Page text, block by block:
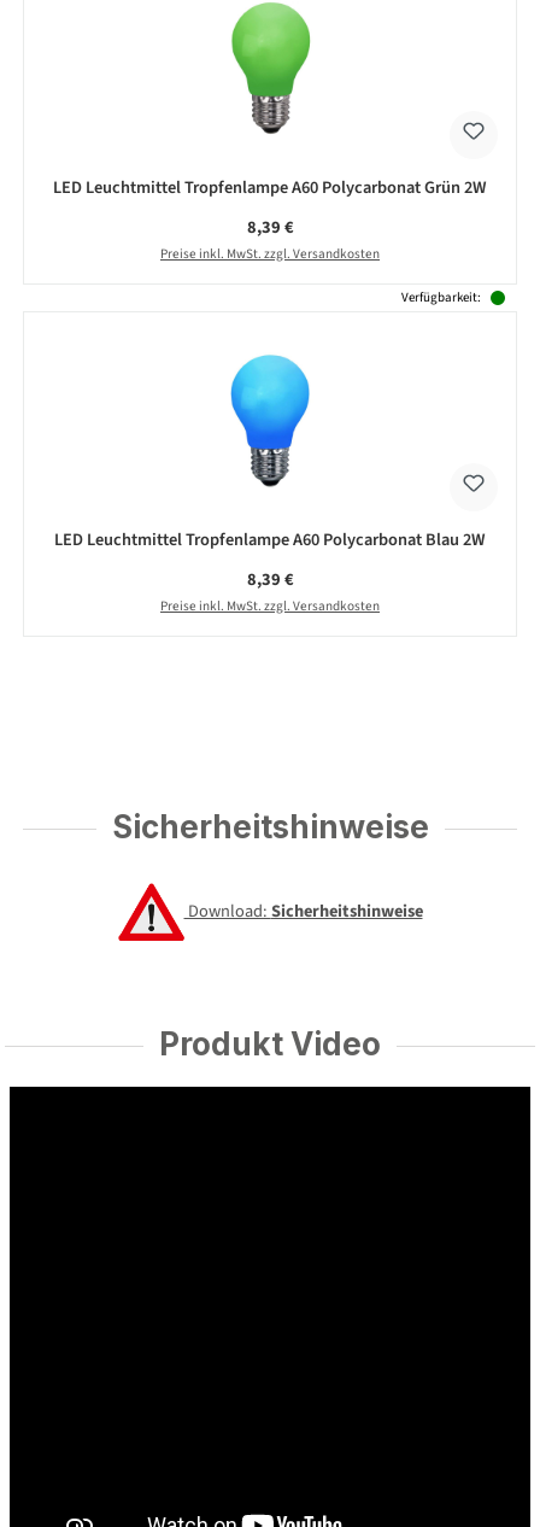
LED Leuchtmittel Tropfenlampe A60 Polycarbonat Grün 2W
Regulärer Preis:
8,39 €
Preise inkl. MwSt. zzgl. Versandkosten
Verfügbarkeit:
LED Leuchtmittel Tropfenlampe A60 Polycarbonat Blau 2W
Regulärer Preis:
8,39 €
Preise inkl. MwSt. zzgl. Versandkosten
Sicherheitshinweise
Download:Sicherheitshinweise
Produkt Video